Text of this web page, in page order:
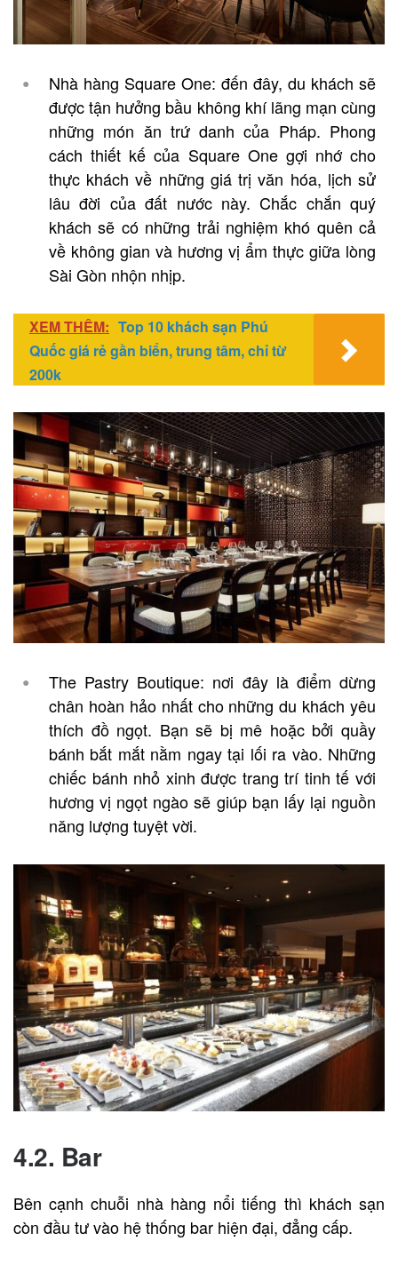
Nhà hàng Square One: đến đây, du khách sẽ
được tận hưởng bầu không khí lãng mạn cùng
những món ăn trứ danh của Pháp. Phong
cách thiết kế của Square One gợi nhớ cho
thực khách về những giá trị văn hóa, lịch sử
lâu đời của đất nước này. Chắc chắn quý
khách sẽ có những trải nghiệm khó quên cả
về không gian và hương vị ẩm thực giữa lòng
Sài Gòn nhộn nhịp.
XEM THÊM: Top 10 khách sạn Phú
Quốc giá rẻ gần biển, trung tâm, chỉ từ
200k
The Pastry Boutique: nơi đây là điểm dừng
chân hoàn hảo nhất cho những du khách yêu
thích đồ ngọt. Bạn sẽ bị mê hoặc bởi quầy
bánh bắt mắt nằm ngay tại lối ra vào. Những
chiếc bánh nhỏ xinh được trang trí tinh tế với
hương vị ngọt ngào sẽ giúp bạn lấy lại nguồn
năng lượng tuyệt vời.
4.2. Bar
Bên cạnh chuỗi nhà hàng nổi tiếng thì khách sạn
còn đầu tư vào hệ thống bar hiện đại, đẳng cấp.